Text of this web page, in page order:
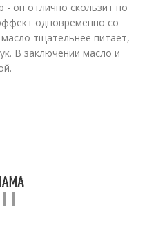
- он отлично скользит по
одновременно со
тщательнее питает,
В заключении масло и